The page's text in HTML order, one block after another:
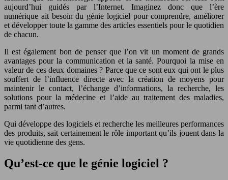
aujourd’hui guidés par l’Internet. Imaginez donc que l’ère
numérique ait besoin du génie logiciel pour comprendre, améliorer
et développer toute la gamme des articles essentiels pour le quotidien
de chacun.
Il est également bon de penser que l’on vit un moment de grands
avantages pour la communication et la santé. Pourquoi la mise en
valeur de ces deux domaines ? Parce que ce sont eux qui ont le plus
souffert de l’influence directe avec la création de moyens pour
maintenir le contact, l’échange d’informations, la recherche, les
solutions pour la médecine et l’aide au traitement des maladies,
parmi tant d’autres.
Qui développe des logiciels et recherche les meilleures performances
des produits, sait certainement le rôle important qu’ils jouent dans la
vie quotidienne des gens.
Qu’est-ce que le génie logiciel ?